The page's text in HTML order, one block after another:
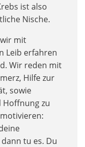
ist also
Nische.
mit
Leib erfahren
Wir reden mit
Hilfe zur
sowie
Hoffnung zu
tu es. Du